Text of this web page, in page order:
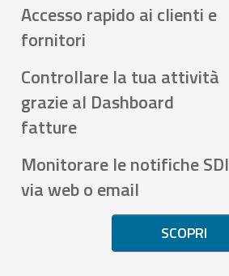
Accesso rapido ai clienti e
fornitori
Controllare la tua attività
grazie al Dashboard
fatture
Monitorare le notifiche SDI
via web o email
SCOPRI